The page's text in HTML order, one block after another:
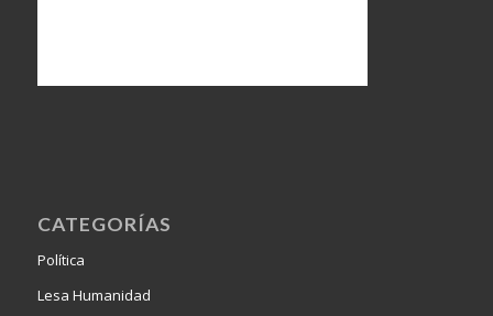
CATEGORÍAS
Política
Lesa Humanidad